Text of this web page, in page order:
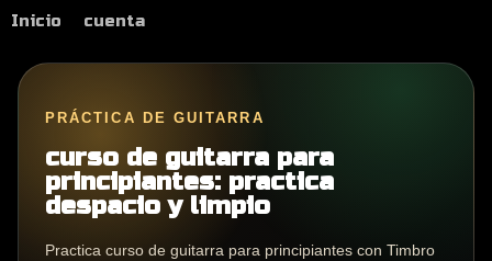
Inicio cuenta
PRÁCTICA DE GUITARRA
curso de guitarra para
principiantes: practica
despacio y limpio
Practica curso de guitarra para principiantes con Timbro